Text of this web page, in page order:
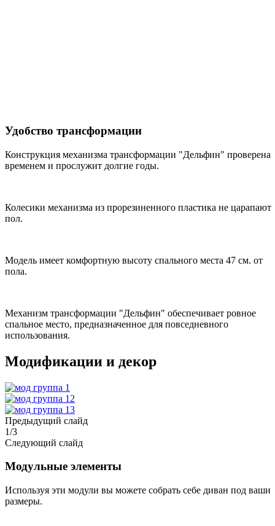
Удобство трансформации
Конструкция механизма трансформации "Дельфин" проверена
временем и прослужит долгие годы.
Колесики механизма из прорезиненного пластика не царапают
пол.
Модель имеет комфортную высоту спального места 47 см. от
пола.
Механизм трансформации "Дельфин" обеспечивает ровное
спальное место, предназначенное для повседневного
использования.
Модификации и декор
Предыдущий слайд
1/3
Следующий слайд
Модульные элементы
Используя эти модули вы можете собрать себе диван под ваши
размеры.